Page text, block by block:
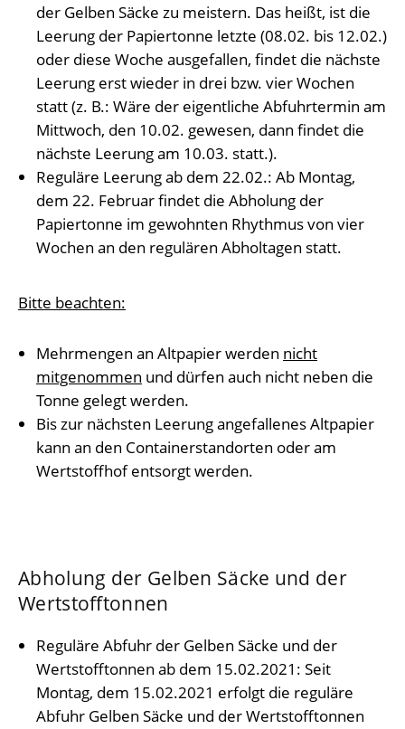
der Gelben Säcke zu meistern. Das heißt, ist die
Leerung der Papiertonne letzte (08.02. bis 12.02.)
oder diese Woche ausgefallen, findet die nächste
Leerung erst wieder in drei bzw. vier Wochen
statt (z. B.: Wäre der eigentliche Abfuhrtermin am
Mittwoch, den 10.02. gewesen, dann findet die
nächste Leerung am 10.03. statt.).
Reguläre Leerung ab dem 22.02.: Ab Montag,
dem 22. Februar findet die Abholung der
Papiertonne im gewohnten Rhythmus von vier
Wochen an den regulären Abholtagen statt.
Bitte beachten:
Mehrmengen an Altpapier werden nicht
mitgenommen und dürfen auch nicht neben die
Tonne gelegt werden.
Bis zur nächsten Leerung angefallenes Altpapier
kann an den Containerstandorten oder am
Wertstoffhof entsorgt werden.
Abholung der Gelben Säcke und der
Wertstofftonnen
Reguläre Abfuhr der Gelben Säcke und der
Wertstofftonnen ab dem 15.02.2021: Seit
Montag, dem 15.02.2021 erfolgt die reguläre
Abfuhr Gelben Säcke und der Wertstofftonnen